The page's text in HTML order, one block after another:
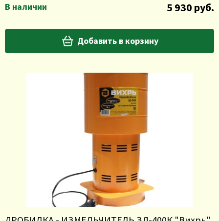
В наличии 5 930 руб.
Добавить в корзину